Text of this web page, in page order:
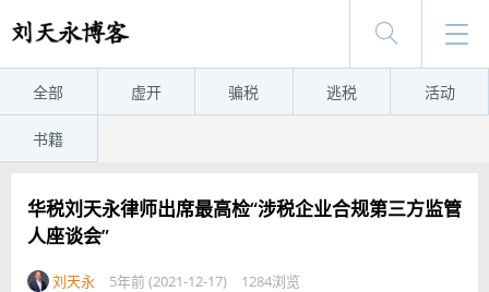
全部 虚开 骗税 逃税 活动
书籍
华税刘天永律师出席最高检“涉税企业合规第三方监管
人座谈会”
刘天永 5年前 (2021-12-17) 1284浏览